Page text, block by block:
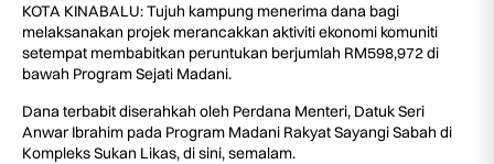
KOTA KINABALU: Tujuh kampung menerima dana bagi
melaksanakan projek merancakkan aktiviti ekonomi komuniti
setempat membabitkan peruntukan berjumlah RM598,972 di
bawah Program Sejati Madani.
Dana terbabit diserahkah oleh Perdana Menteri, Datuk Seri
Anwar Ibrahim pada Program Madani Rakyat Sayangi Sabah di
Kompleks Sukan Likas, di sini, semalam.